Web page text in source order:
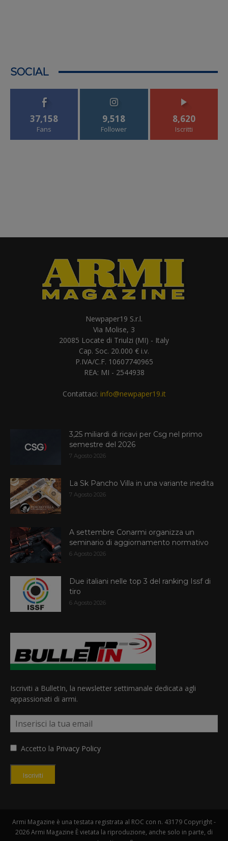
SOCIAL
37,158
Fans
9,518
Follower
8,620
Iscritti
Newpaper19 S.r.l.
Via Molise, 3
20085 Locate di Triulzi (MI) - Italy
Cap. Soc. 20.000 € i.v.
P.IVA/C.F. 10607740965
REA: MI - 2544938
Contattaci: info@newpaper19.it
3,25 miliardi di ricavi per Csg nel primo
semestre del 2026
7 Agosto 2026
La Sk Pancho Villa in una variante inedita
7 Agosto 2026
A settembre Conarmi organizza un
seminario di aggiornamento normativo
6 Agosto 2026
Due italiani nelle top 3 del ranking Issf di
tiro
6 Agosto 2026
Iscriviti a BulletIn, la newsletter settimanale dedicata agli
appassionati di armi.
Accetto la Privacy Policy
Iscriviti
Armi Magazine è una testata registrata al ROC con n. 43179 Copyright -
2026 Armi Magazine È vietata la riproduzione, anche solo in parte, di